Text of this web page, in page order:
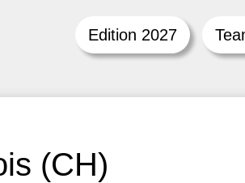
Edition 2027
(CH)